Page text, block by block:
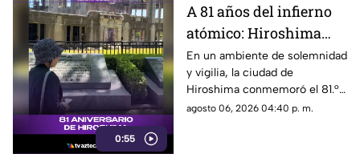
0:55
A 81 años del infierno
atómico: Hiroshima
exige a las potencias el
fin de la era nuclear
En un ambiente de solemnidad
y vigilia, la ciudad de
Hiroshima conmemoró el 81.°
aniversario del devastador
agosto 06, 2026 04:40 p. m.